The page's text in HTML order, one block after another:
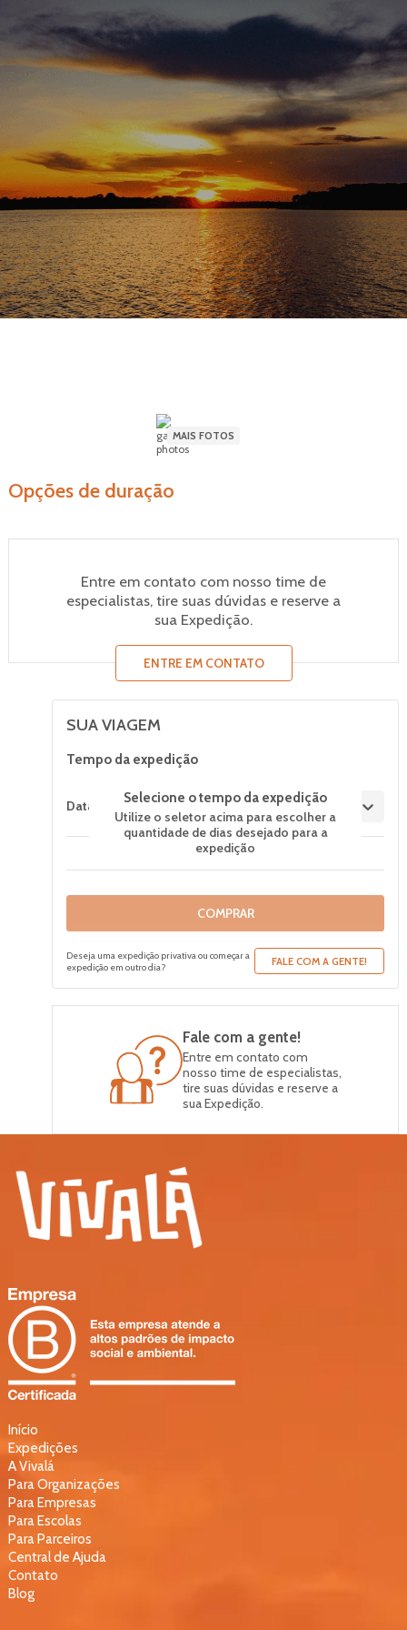
MAIS FOTOS
Opções de duração
Entre em contato com nosso time de
especialistas, tire suas dúvidas e reserve a
sua Expedição.
ENTRE EM CONTATO
SUA VIAGEM
Tempo da expedição
Datas de saída Selecione o tempo de expedição
Selecione o tempo da expedição
Utilize o seletor acima para escolher a
quantidade de dias desejado para a
expedição
COMPRAR
Deseja uma expedição privativa ou começar a
expedição em outro dia?
FALE COM A GENTE!
Fale com a gente!
Entre em contato com
nosso time de especialistas,
tire suas dúvidas e reserve a
sua Expedição.
Início
Expedições
A Vivalá
Para Organizações
Para Empresas
Para Escolas
Para Parceiros
Central de Ajuda
Contato
Blog